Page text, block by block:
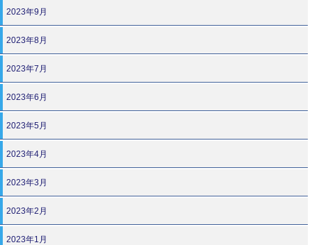
2023年9月
2023年8月
2023年7月
2023年6月
2023年5月
2023年4月
2023年3月
2023年2月
2023年1月